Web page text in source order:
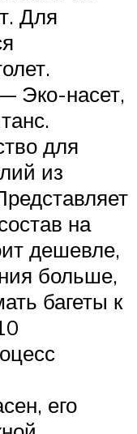
Для
Эко-насет,
для
из
на
дешевле,
больше,
багеты к
его